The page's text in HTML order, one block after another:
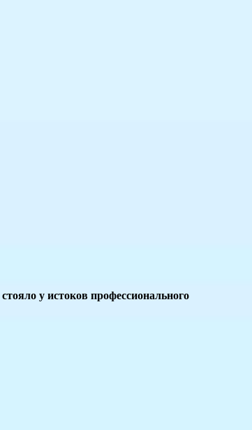
у истоков профессионального